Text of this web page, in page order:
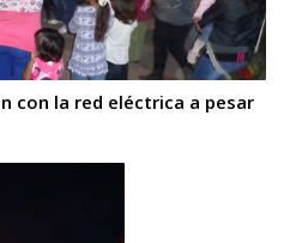
con la red eléctrica a pesar